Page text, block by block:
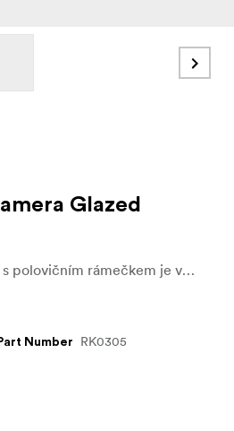
Glazed
Tento fotoaparát Kodak s polovičním rámečkem je vybaven vestavěným bleskem, má lehké tělo a dodává se v šesti stylových barvách, takže je ideálním fotoaparátem na cesty nebo pro jakoukoli společenskou příležitost.
Number RK0305